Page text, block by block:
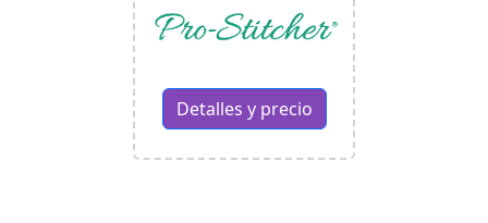
Detalles y precio